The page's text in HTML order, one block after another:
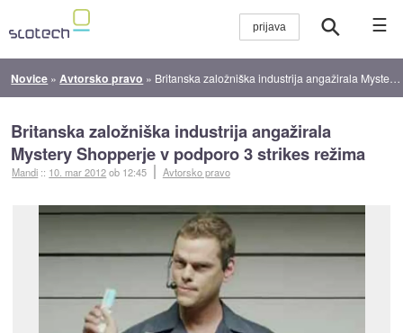
☰
Novice » Avtorsko pravo » Britanska založniška industrija angažirala Mystery Shopperje v podporo 3 strikes režima
Britanska založniška industrija angažirala
Mystery Shopperje v podporo 3 strikes režima
Mandi :: 10. mar 2012ob 12:45 Avtorsko pravo